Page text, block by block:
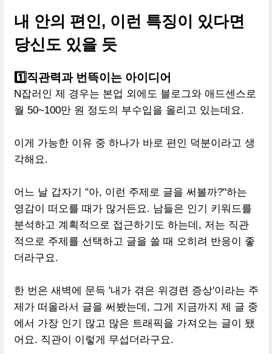
내 안의 편인, 이런 특징이 있다면
당신도 있을 듯
1️⃣직관력과 번뜩이는 아이디어
N잡러인 제 경우는 본업 외에도 블로그와 애드센스로
월 50~100만 원 정도의 부수입을 올리고 있는데요.
이게 가능한 이유 중 하나가 바로 편인 덕분이라고 생
각해요.
어느 날 갑자기 "아, 이런 주제로 글을 써볼까?"하는
영감이 떠오를 때가 많거든요. 남들은 인기 키워드를
분석하고 계획적으로 접근하기도 하는데, 저는 직관
적으로 주제를 선택하고 글을 쓸 때 오히려 반응이 좋
더라구요.
한 번은 새벽에 문득 '내가 겪은 위경련 증상'이라는 주
제가 떠올라서 글을 써봤는데, 그게 지금까지 제 글 중
에서 가장 인기 많고 많은 트래픽을 가져오는 글이 됐
어요. 직관이 이렇게 무섭더라구요.